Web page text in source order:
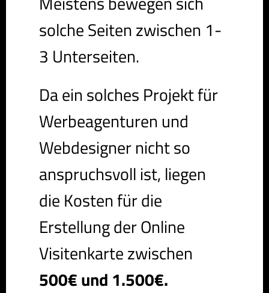
solche Seiten zwischen 1-
3 Unterseiten.
Da ein solches Projekt für
Werbeagenturen und
Webdesigner nicht so
anspruchsvoll ist, liegen
die Kosten für die
Erstellung der Online
Visitenkarte zwischen
500€ und 1.500€.